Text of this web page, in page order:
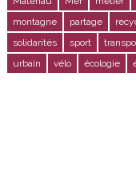
montagne
partage
solidarités
sport
urbain
vélo écologie